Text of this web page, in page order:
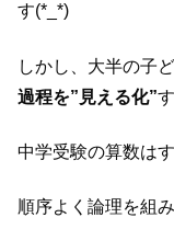
す(*_*)
しかし、大半の子
過程を”見える化”
中学受験の算数は
順序よく論理を組